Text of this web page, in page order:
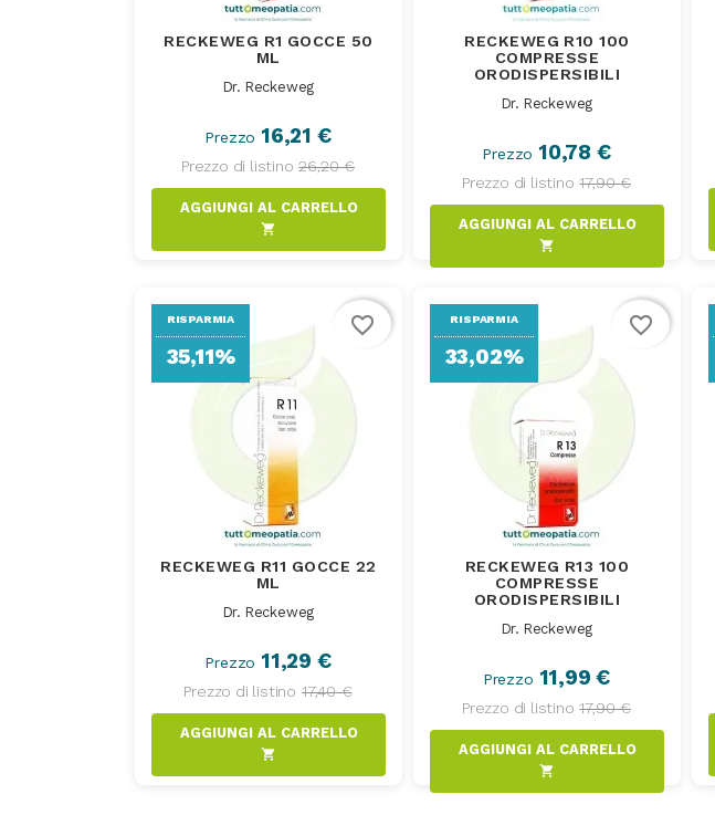
RECKEWEG R1 GOCCE 50
ML
Dr. Reckeweg
Prezzo 16,21 €
Prezzo di listino 26,20 €
AGGIUNGI AL CARRELLO
shopping_cart
RECKEWEG R10 100
COMPRESSE
ORODISPERSIBILI
Dr. Reckeweg
Prezzo 10,78 €
Prezzo di listino 17,90 €
AGGIUNGI AL CARRELLO
shopping_cart
RECKEWEG R11 GOCCE 22
ML
Dr. Reckeweg
Prezzo 11,29 €
Prezzo di listino 17,40 €
AGGIUNGI AL CARRELLO
shopping_cart
RISPARMIA
35,11%
favorite_border
RECKEWEG R13 100
COMPRESSE
ORODISPERSIBILI
Dr. Reckeweg
Prezzo 11,99 €
Prezzo di listino 17,90 €
AGGIUNGI AL CARRELLO
shopping_cart
RISPARMIA
33,02%
favorite_border